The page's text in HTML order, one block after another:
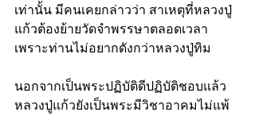
เท่านั้น มีคนเคยกล่าวว่า สาเหตุที่หลวงปู่
แก้วต้องย้ายวัดจำพรรษาตลอดเวลา
เพราะท่านไม่อยากดังกว่าหลวงปู่ทิม
นอกจากเป็นพระปฏิบัติดีปฏิบัติชอบแล้ว
หลวงปู่แก้วยังเป็นพระมีวิชาอาคมไม่แพ้